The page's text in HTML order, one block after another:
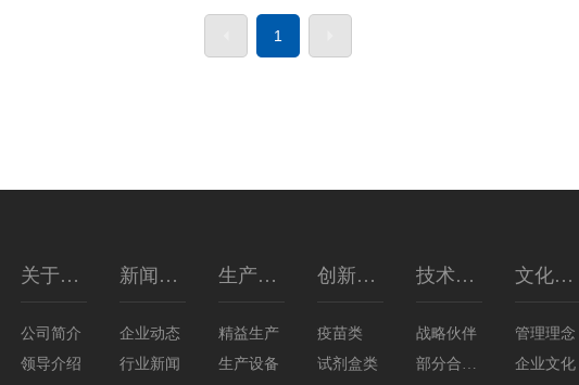
1
关于我
公司简介
领导介绍
新闻资
企业动态
行业新闻
生产质
精益生产
生产设备
创新研
疫苗类
试剂盒类
技术营
战略伙伴
部分合作
文化建
管理理念
企业文化